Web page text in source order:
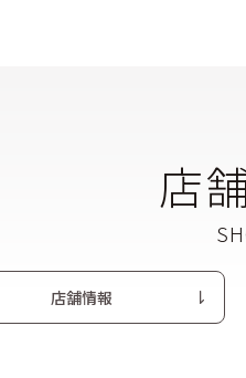
店
店舗情報